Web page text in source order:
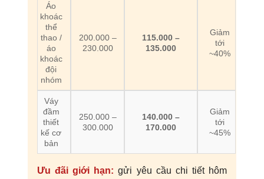
Áo
khoác
thể
thao /
áo
khoác
đội
nhóm
200.000 –
230.000
115.000 –
135.000
Giảm
tới
~40%
Váy
đầm
thiết
kế cơ
bản
250.000 –
300.000
140.000 –
170.000
Giảm
tới
~45%
Ưu đãi giới hạn: gửi yêu cầu chi tiết hôm